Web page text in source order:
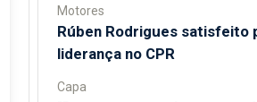
Motores
Rúben Rodrigues satisfeito
liderança no CPR
Capa